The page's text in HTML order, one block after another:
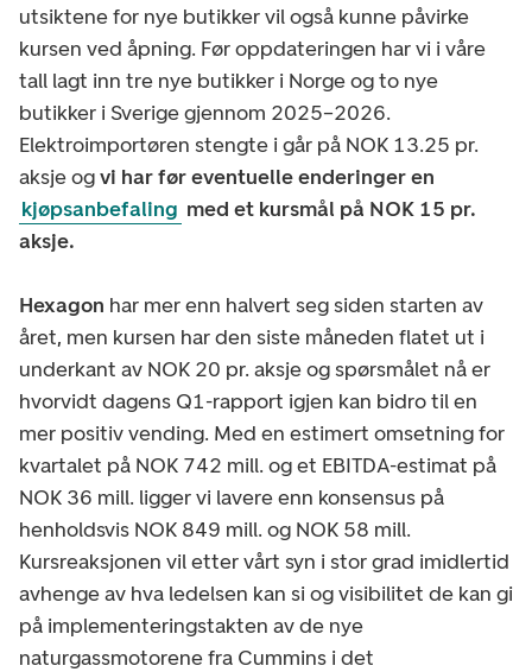
utsiktene for nye butikker vil også kunne påvirke
kursen ved åpning. Før oppdateringen har vi i våre
tall lagt inn tre nye butikker i Norge og to nye
butikker i Sverige gjennom 2025–2026.
Elektroimportøren stengte i går på NOK 13.25 pr.
aksje ogvi har før eventuelle enderinger en
kjøpsanbefaling med et kursmål på NOK 15 pr.
aksje.
Hexagon har mer enn halvert seg siden starten av
året, men kursen har den siste måneden flatet ut i
underkant av NOK 20 pr. aksje og spørsmålet nå er
hvorvidt dagens Q1-rapport igjen kan bidro til en
mer positiv vending. Med en estimert omsetning for
kvartalet på NOK 742 mill. og et EBITDA-estimat på
NOK 36 mill. ligger vi lavere enn konsensus på
henholdsvis NOK 849 mill. og NOK 58 mill.
Kursreaksjonen vil etter vårt syn i stor grad imidlertid
avhenge av hva ledelsen kan si og visibilitet de kan gi
på implementeringstakten av de nye
naturgassmotorene fra Cummins i det